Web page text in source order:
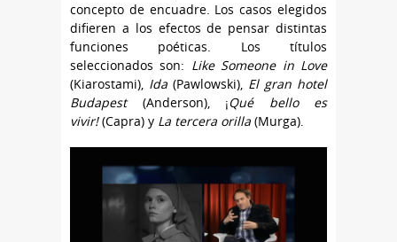
concepto de encuadre. Los casos elegidos
difieren a los efectos de pensar distintas
funciones poéticas. Los títulos
seleccionados son: Like Someone in Love
(Kiarostami), Ida (Pawlowski), El gran hotel
Budapest(Anderson), ¡Qué bello es
vivir!(Capra) y La tercera orilla (Murga).